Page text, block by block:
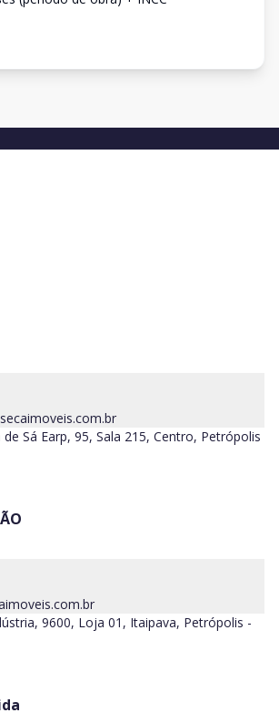
Sá Earp, 95, Sala 215, Centro, Petrópolis
9600, Loja 01, Itaipava, Petrópolis -